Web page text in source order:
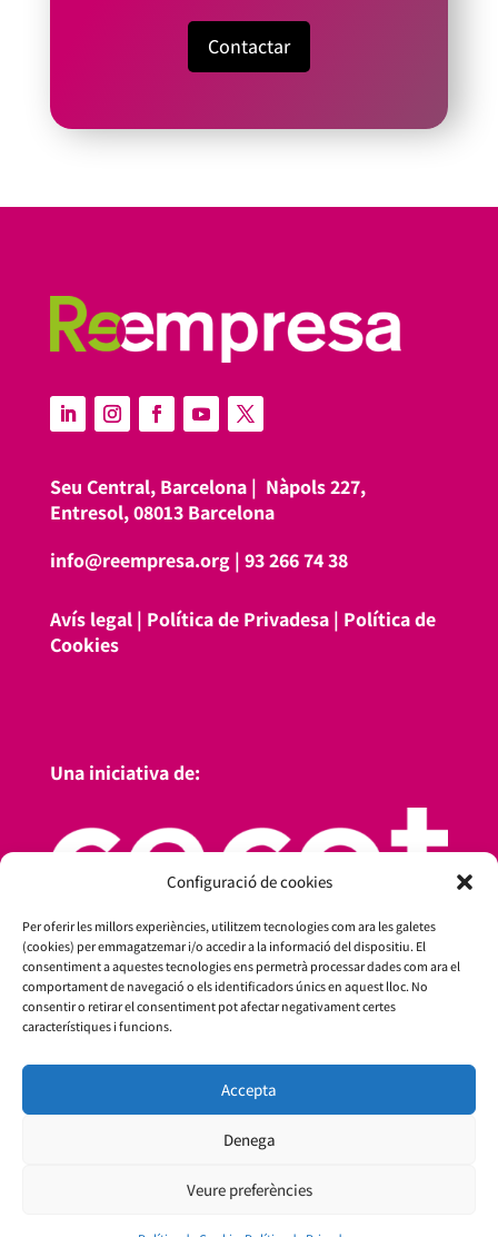
Configuració de cookies
Per oferir les millors experiències, utilitzem tecnologies com ara les galetes
(cookies) per emmagatzemar i/o accedir a la informació del dispositiu. El
consentiment a aquestes tecnologies ens permetrà processar dades com ara el
comportament de navegació o els identificadors únics en aquest lloc. No
consentir o retirar el consentiment pot afectar negativament certes
característiques i funcions.
Accepta
Denega
Veure preferències
Contactar
Seu Central, Barcelona | Nàpols 227,
Entresol, 08013 Barcelona
info@reempresa.org| 93 266 74 38
Avís legal| Política de Privadesa| Política de
Cookies
Una iniciativa de: